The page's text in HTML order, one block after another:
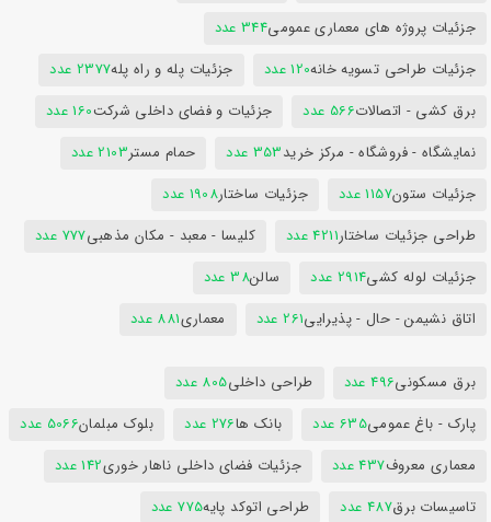
جزئیات پروژه های معماری عمومی344 عدد
جزئیات طراحی تسویه خانه120 عدد جزئیات پله و راه پله2377 عدد
برق کشی - اتصالات566 عدد جزئیات و فضای داخلی شرکت160 عدد
نمایشگاه - فروشگاه - مرکز خرید353 عدد حمام مستر2103 عدد
جزئیات ستون1157 عدد جزئیات ساختار1908 عدد
طراحی جزئیات ساختار4211 عدد کلیسا - معبد - مکان مذهبی777 عدد
جزئیات لوله کشی2914 عدد سالن38 عدد
اتاق نشیمن - حال - پذیرایی261 عدد معماری881 عدد
برق مسکونی496 عدد طراحی داخلی805 عدد
پارک - باغ عمومی635 عدد بانک ها276 عدد بلوک مبلمان5066 عدد
معماری معروف437 عدد جزئیات فضای داخلی ناهار خوری142 عدد
تاسیسات برق487 عدد طراحی اتوکد پایه775 عدد